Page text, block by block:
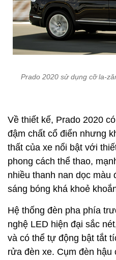
Prado 2020 sử dụng cỡ la-
Về thiết kế, Prado 2020
đậm chất cổ điển nhưng
thất của xe nổi bật với
phong cách thể thao,
nhiều thanh nan dọc màu
sáng bóng khá khoẻ
Hệ thống đèn pha phía
nghệ LED hiện đại sắc
và có thể tự động bật tắt
rửa đèn xe. Cụm đèn hậu